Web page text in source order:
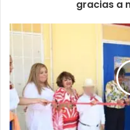
gracias a